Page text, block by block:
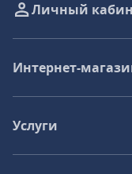
Личный
Интернет-
Услуги